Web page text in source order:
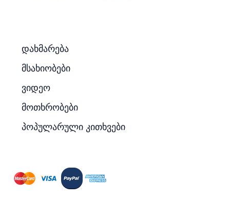
დახმარება
მსახიობები
ვიდეო
მოთხრობები
პოპულარული კითხვები